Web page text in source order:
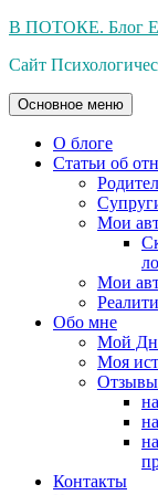
Перейти
содержимому
В ПОТОКЕ. Блог
Сайт
Основное меню
О блоге
Статьи об
Мои
Мои
Обо мне
Мой
Моя
Отзывы
Контакты